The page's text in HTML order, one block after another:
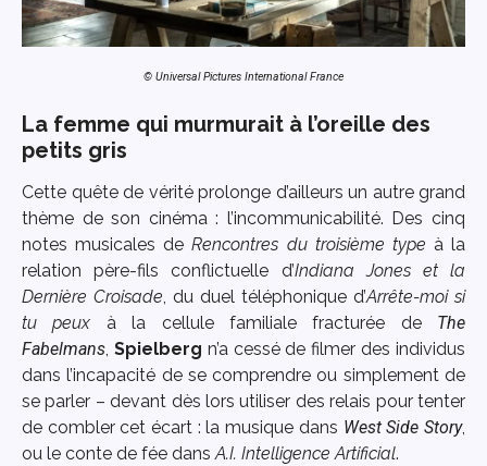
© Universal Pictures International France
La femme qui murmurait à l’oreille des
petits gris
Cette quête de vérité prolonge d’ailleurs un autre grand
thème de son cinéma : l’incommunicabilité. Des cinq
notes musicales deRencontres du troisième type à la
relation père-fils conflictuelle d’Indiana Jones et la
Dernière Croisade, du duel téléphonique d’Arrête-moi si
tu peux à la cellule familiale fracturée de The
Fabelmans, Spielberg n’a cessé de filmer des individus
dans l’incapacité de se comprendre ou simplement de
se parler – devant dès lors utiliser des relais pour tenter
de combler cet écart : la musique dans West Side Story,
ou le conte de fée dansA.I. Intelligence Artificial.